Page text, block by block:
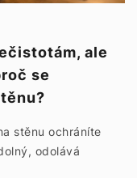
ale
se
stěnu ochráníte
odolává